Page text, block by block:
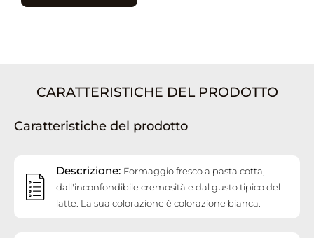
CARATTERISTICHE DEL PRODOTTO
Caratteristiche del prodotto
Descrizione: Formaggio fresco a pasta cotta,
dall'inconfondibile cremosità e dal gusto tipico del
latte. La sua colorazione è colorazione bianca.